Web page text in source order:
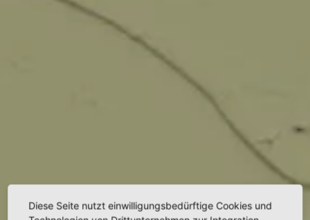
Diese Seite nutzt einwilligungsbedürftige Cookies und